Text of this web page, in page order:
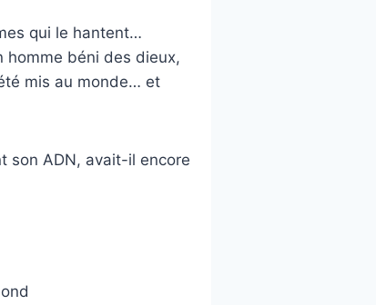
qui le hantent…
homme béni des dieux,
mis au monde… et
son ADN, avait-il encore